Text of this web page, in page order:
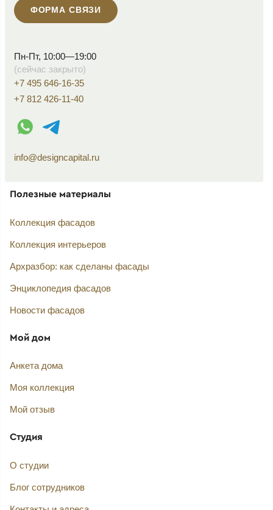
ФОРМА СВЯЗИ
Пн-Пт, 10:00—19:00
(сейчас закрыто)
+7 495 646-16-35
+7 812 426-11-40
WhatsApp контакт
Telegram контакт
info@designcapital.ru
Полезные материалы
Коллекция фасадов
Коллекция интерьеров
Архразбор: как сделаны фасады
Энциклопедия фасадов
Новости фасадов
Мой дом
Анкета дома
Моя коллекция
Мой отзыв
Студия
О студии
Блог сотрудников